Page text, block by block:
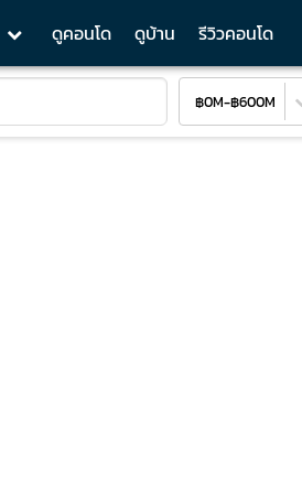
ดูคอนโด ดูบ้าน รีวิวคอนโด
฿0M-฿600M